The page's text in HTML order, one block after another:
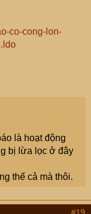
co-cong-lon-
là hoạt động
bị lừa lọc ở đây
thế cả mà thôi.